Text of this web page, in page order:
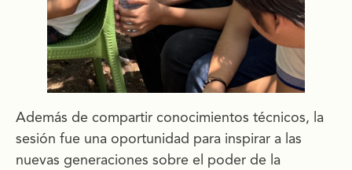
Además de compartir conocimientos técnicos, la
sesión fue una oportunidad para inspirar a las
nuevas generaciones sobre el poder de la